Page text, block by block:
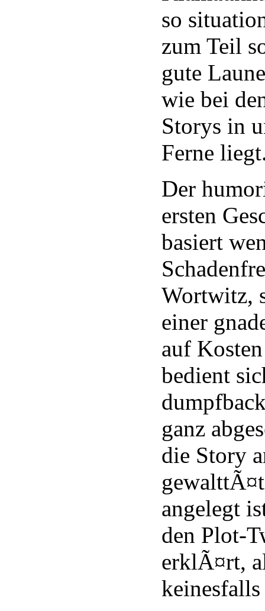
so
zum Teil
gute
wie bei
Storys in
Ferne
Der
ersten
basiert
Wortwitz,
einer
auf
bedient
ganz
die Story
angelegt
den Plot-
erklÃ¤rt,